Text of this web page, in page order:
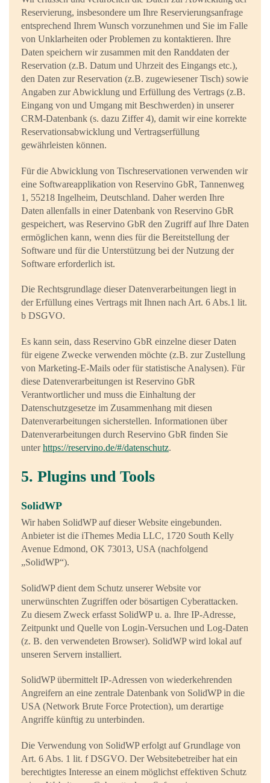
Reservierung, insbesondere um Ihre Reservierungsanfrage
entsprechend Ihrem Wunsch vorzunehmen und Sie im Falle
von Unklarheiten oder Problemen zu kontaktieren. Ihre
Daten speichern wir zusammen mit den Randdaten der
Reservation (z.B. Datum und Uhrzeit des Eingangs etc.),
den Daten zur Reservation (z.B. zugewiesener Tisch) sowie
Angaben zur Abwicklung und Erfüllung des Vertrags (z.B.
Eingang von und Umgang mit Beschwerden) in unserer
CRM-Datenbank (s. dazu Ziffer 4), damit wir eine korrekte
Reservationsabwicklung und Vertragserfüllung
gewährleisten können.
Für die Abwicklung von Tischreservationen verwenden wir
eine Softwareapplikation von Reservino GbR, Tannenweg
1, 55218 Ingelheim, Deutschland. Daher werden Ihre
Daten allenfalls in einer Datenbank von Reservino GbR
gespeichert, was Reservino GbR den Zugriff auf Ihre Daten
ermöglichen kann, wenn dies für die Bereitstellung der
Software und für die Unterstützung bei der Nutzung der
Software erforderlich ist.
Die Rechtsgrundlage dieser Datenverarbeitungen liegt in
der Erfüllung eines Vertrags mit Ihnen nach Art. 6 Abs.1 lit.
b DSGVO.
Es kann sein, dass Reservino GbR einzelne dieser Daten
für eigene Zwecke verwenden möchte (z.B. zur Zustellung
von Marketing-E-Mails oder für statistische Analysen). Für
diese Datenverarbeitungen ist Reservino GbR
Verantwortlicher und muss die Einhaltung der
Datenschutzgesetze im Zusammenhang mit diesen
Datenverarbeitungen sicherstellen. Informationen über
Datenverarbeitungen durch Reservino GbR finden Sie
unterhttps://reservino.de/#/datenschutz.
5. Plugins und Tools
SolidWP
Wir haben SolidWP auf dieser Website eingebunden.
Anbieter ist die iThemes Media LLC, 1720 South Kelly
Avenue Edmond, OK 73013, USA (nachfolgend
„SolidWP“).
SolidWP dient dem Schutz unserer Website vor
unerwünschten Zugriffen oder bösartigen Cyberattacken.
Zu diesem Zweck erfasst SolidWP u. a. Ihre IP-Adresse,
Zeitpunkt und Quelle von Login-Versuchen und Log-Daten
(z. B. den verwendeten Browser). SolidWP wird lokal auf
unseren Servern installiert.
SolidWP übermittelt IP-Adressen von wiederkehrenden
Angreifern an eine zentrale Datenbank von SolidWP in die
USA (Network Brute Force Protection), um derartige
Angriffe künftig zu unterbinden.
Die Verwendung von SolidWP erfolgt auf Grundlage von
Art. 6 Abs. 1 lit. f DSGVO. Der Websitebetreiber hat ein
berechtigtes Interesse an einem möglichst effektiven Schutz